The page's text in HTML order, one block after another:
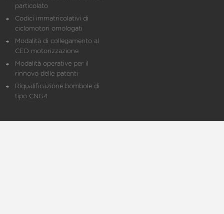
particolato
Codici immatricolativi di
ciclomotori omologati
Modalità di collegamento al
CED motorizzazione
Modalità operative per il
rinnovo delle patenti
Riqualificazione bombole di
tipo CNG4